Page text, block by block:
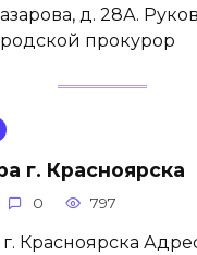
д. 28А.
прокурор
г. Красноярска
0 797
Красноярска